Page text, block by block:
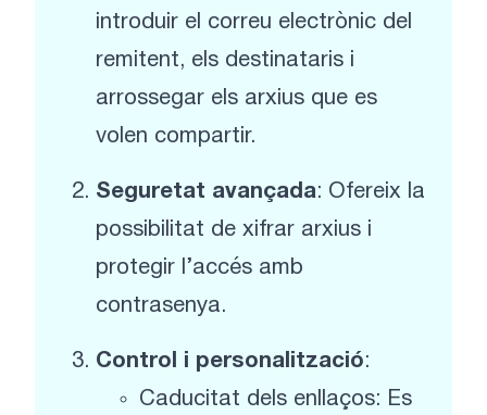
introduir el correu electrònic del
remitent, els destinataris i
arrossegar els arxius que es
volen compartir.
Seguretat avançada: Ofereix la
possibilitat de xifrar arxius i
protegir l’accés amb
contrasenya.
Control i personalització:
Caducitat dels enllaços: Es